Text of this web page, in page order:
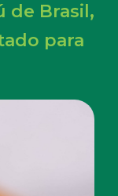
de Brasil,
para